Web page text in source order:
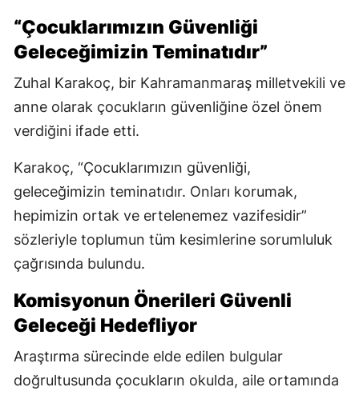
“Çocuklarımızın Güvenliği
Geleceğimizin Teminatıdır”
Zuhal Karakoç, bir Kahramanmaraş milletvekili ve
anne olarak çocukların güvenliğine özel önem
verdiğini ifade etti.
Karakoç, “Çocuklarımızın güvenliği,
geleceğimizin teminatıdır. Onları korumak,
hepimizin ortak ve ertelenemez vazifesidir”
sözleriyle toplumun tüm kesimlerine sorumluluk
çağrısında bulundu.
Komisyonun Önerileri Güvenli
Geleceği Hedefliyor
Araştırma sürecinde elde edilen bulgular
doğrultusunda çocukların okulda, aile ortamında